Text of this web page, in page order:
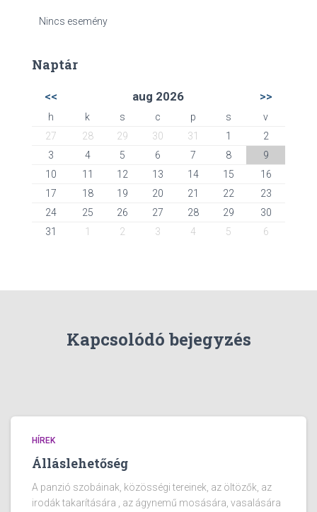
Nincs esemény
Naptár
<< aug 2026 >>
h k s c p s
v
27
28 29 30 31 1
2
3
4 5 6 7 8
9
10
11 12 13 14 15
16
17
18 19 20 21 22
23
24
25 26 27 28 29
30
31
1 2 3 4 5 6
Kapcsolódó bejegyzés
HÍREK
Álláslehetőség
A panzió szobáinak, közösségi tereinek, az öltözők, az
irodák takarítására , az ágynemű mosására, vasalására